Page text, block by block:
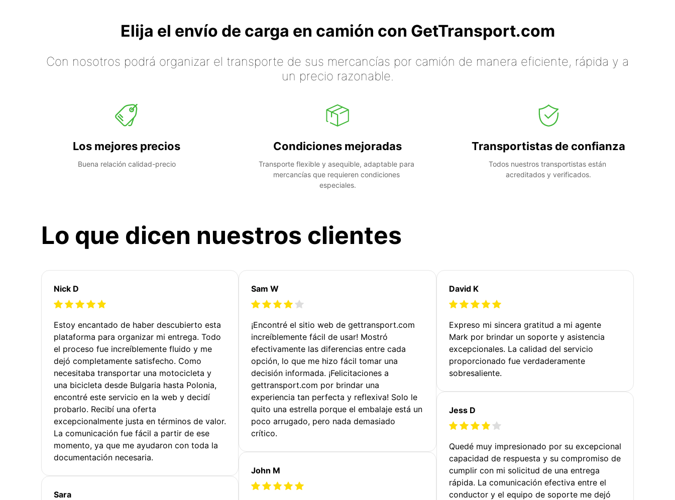
Elija el envío de carga en camión con GetTransport.com
Con nosotros podrá organizar el transporte de sus mercancías por camión de manera eficiente, rápida y a
un precio razonable.
Los mejores precios
Buena relación calidad-precio
Condiciones mejoradas
Transporte flexible y asequible, adaptable para
mercancías que requieren condiciones
especiales.
Transportistas de confianza
Todos nuestros transportistas están
acreditados y verificados.
Lo que dicen nuestros clientes
Nick D
Estoy encantado de haber descubierto esta
plataforma para organizar mi entrega. Todo
el proceso fue increíblemente fluido y me
dejó completamente satisfecho. Como
necesitaba transportar una motocicleta y
una bicicleta desde Bulgaria hasta Polonia,
encontré este servicio en la web y decidí
probarlo. Recibí una oferta
excepcionalmente justa en términos de valor.
La comunicación fue fácil a partir de ese
momento, ya que me ayudaron con toda la
documentación necesaria.
Sara
Sam W
¡Encontré el sitio web de gettransport.com
increíblemente fácil de usar! Mostró
efectivamente las diferencias entre cada
opción, lo que me hizo fácil tomar una
decisión informada. ¡Felicitaciones a
gettransport.com por brindar una
experiencia tan perfecta y reflexiva! Solo le
quito una estrella porque el embalaje está un
poco arrugado, pero nada demasiado
crítico.
John M
David K
Expreso mi sincera gratitud a mi agente
Mark por brindar un soporte y asistencia
excepcionales. La calidad del servicio
proporcionado fue verdaderamente
sobresaliente.
Jess D
Quedé muy impresionado por su excepcional
capacidad de respuesta y su compromiso de
cumplir con mi solicitud de una entrega
rápida. La comunicación efectiva entre el
conductor y el equipo de soporte me dejó